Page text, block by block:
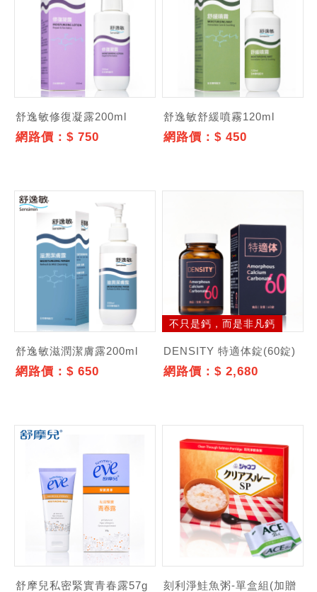
舒逸敏修復凝露200ml
網路價：$ 750
舒逸敏舒緩噴霧120ml
網路價：$ 450
舒逸敏滋潤潔膚露200ml
網路價：$ 650
不只是鈣，而是非凡鈣
DENSITY 特適体錠(60錠)
網路價：$ 2,680
舒摩兒私密緊實青春露57g
刻利淨鮭魚粥-單盒組(加贈